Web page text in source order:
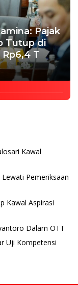
Pajak
Tutup di
T
Kawal
Pemeriksaan
Kawal Aspirasi
Dalam OTT
Uji Kompetensi